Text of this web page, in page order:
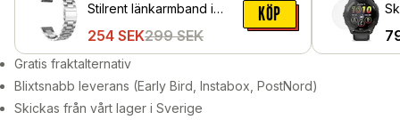
Stilrent länkarmband i
254 SEK299 SEK
KÖP
Gratis fraktalternativ
Blixtsnabb leverans (Early Bird, Instabox, PostNord)
Skickas från vårt lager i Sverige